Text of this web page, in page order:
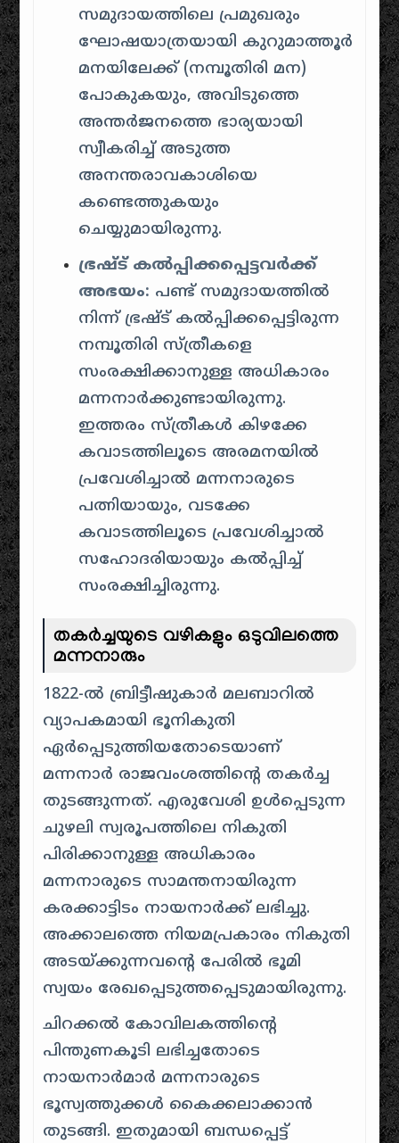
സമുദായത്തിലെ പ്രമുഖരും
ഘോഷയാത്രയായി കുറുമാത്തൂർ
മനയിലേക്ക് (നമ്പൂതിരി മന)
പോകുകയും, അവിടുത്തെ
അന്തർജനത്തെ ഭാര്യയായി
സ്വീകരിച്ച് അടുത്ത
അനന്തരാവകാശിയെ
കണ്ടെത്തുകയും
ചെയ്യുമായിരുന്നു.
ഭ്രഷ്ട് കൽപ്പിക്കപ്പെട്ടവർക്ക്
അഭയം: പണ്ട് സമുദായത്തിൽ
നിന്ന് ഭ്രഷ്ട് കൽപ്പിക്കപ്പെട്ടിരുന്ന
നമ്പൂതിരി സ്ത്രീകളെ
സംരക്ഷിക്കാനുള്ള അധികാരം
മന്നനാർക്കുണ്ടായിരുന്നു.
ഇത്തരം സ്ത്രീകൾ കിഴക്കേ
കവാടത്തിലൂടെ അരമനയിൽ
പ്രവേശിച്ചാൽ മന്നനാരുടെ
പത്നിയായും, വടക്കേ
കവാടത്തിലൂടെ പ്രവേശിച്ചാൽ
സഹോദരിയായും കൽപ്പിച്ച്
സംരക്ഷിച്ചിരുന്നു.
തകർച്ചയുടെ വഴികളും ഒടുവിലത്തെ
മന്നനാരും
1822-ൽ ബ്രിട്ടീഷുകാർ മലബാറിൽ
വ്യാപകമായി ഭൂനികുതി
ഏർപ്പെടുത്തിയതോടെയാണ്
മന്നനാർ രാജവംശത്തിന്റെ തകർച്ച
തുടങ്ങുന്നത്. എരുവേശി ഉൾപ്പെടുന്ന
ചുഴലി സ്വരൂപത്തിലെ നികുതി
പിരിക്കാനുള്ള അധികാരം
മന്നനാരുടെ സാമന്തനായിരുന്ന
കരക്കാട്ടിടം നായനാർക്ക് ലഭിച്ചു.
അക്കാലത്തെ നിയമപ്രകാരം നികുതി
അടയ്ക്കുന്നവന്റെ പേരിൽ ഭൂമി
സ്വയം രേഖപ്പെടുത്തപ്പെടുമായിരുന്നു.
ചിറക്കൽ കോവിലകത്തിന്റെ
പിന്തുണകൂടി ലഭിച്ചതോടെ
നായനാർമാർ മന്നനാരുടെ
ഭൂസ്വത്തുക്കൾ കൈക്കലാക്കാൻ
തുടങ്ങി. ഇതുമായി ബന്ധപ്പെട്ട്